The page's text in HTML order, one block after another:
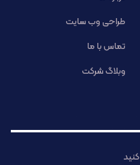
طراحی وب سایت
تماس با ما
وبلاگ شرکت